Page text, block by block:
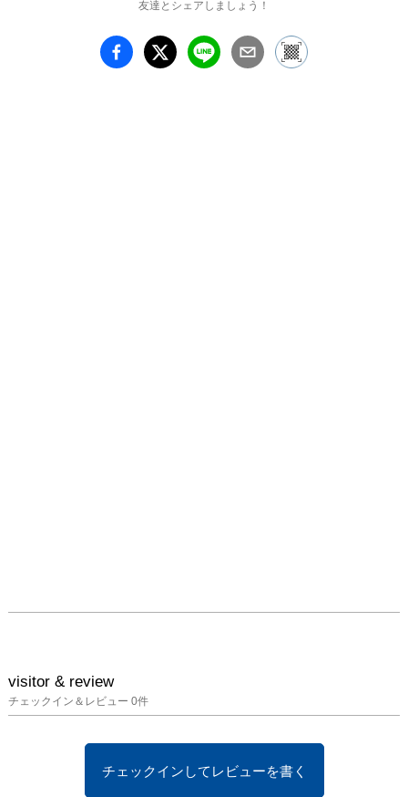
友達とシェアしましょう！
visitor & review
チェックイン＆レビュー 0件
チェックインしてレビューを書く